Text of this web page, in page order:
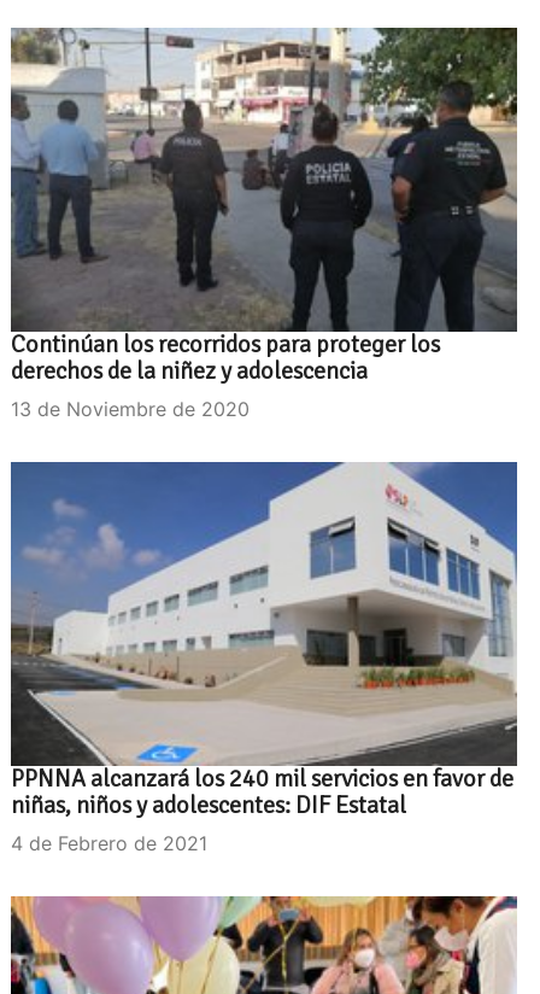
Continúan los recorridos para proteger los
derechos de la niñez y adolescencia
13 de Noviembre de 2020
PPNNA alcanzará los 240 mil servicios en favor de
niñas, niños y adolescentes: DIF Estatal
4 de Febrero de 2021